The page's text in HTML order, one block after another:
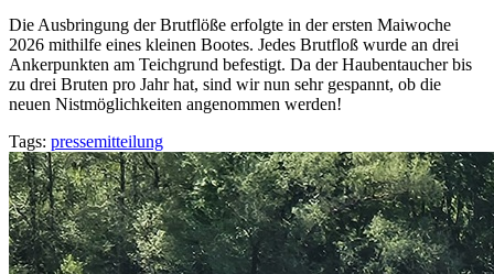
Die Ausbringung der Brutflöße erfolgte in der ersten Maiwoche
2026 mithilfe eines kleinen Bootes. Jedes Brutfloß wurde an drei
Ankerpunkten am Teichgrund befestigt. Da der Haubentaucher bis
zu drei Bruten pro Jahr hat, sind wir nun sehr gespannt, ob die
neuen Nistmöglichkeiten angenommen werden!
Tags: pressemitteilung